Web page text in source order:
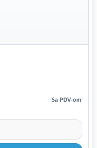
Sa PDV-om